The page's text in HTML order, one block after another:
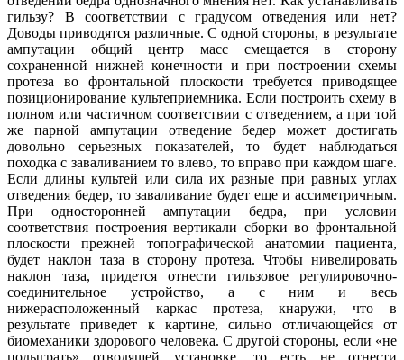
гильзу? В соответствии с градусом отведения или нет?
Доводы приводятся различные. С одной стороны, в результате
ампутации общий центр масс смещается в сторону
сохраненной нижней конечности и при построении схемы
протеза во фронтальной плоскости требуется приводящее
позиционирование культеприемника. Если построить схему в
полном или частичном соответствии с отведением, а при той
же парной ампутации отведение бедер может достигать
довольно серьезных показателей, то будет наблюдаться
походка с заваливанием то влево, то вправо при каждом шаге.
Если длины культей или сила их разные при равных углах
отведения бедер, то заваливание будет еще и ассиметричным.
При односторонней ампутации бедра, при условии
соответствия построения вертикали сборки во фронтальной
плоскости прежней топографической анатомии пациента,
будет наклон таза в сторону протеза. Чтобы нивелировать
наклон таза, придется отнести гильзовое регулировочно-
соединительное устройство, а с ним и весь
нижерасположенный каркас протеза, кнаружи, что в
результате приведет к картине, сильно отличающейся от
биомеханики здорового человека. С другой стороны, если «не